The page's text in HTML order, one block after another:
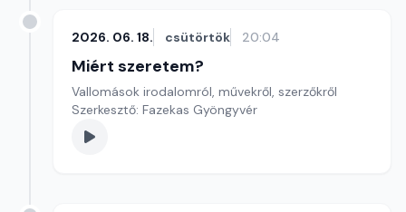
2026. 06. 18. csütörtök 20:04
Miért szeretem?
Vallomások irodalomról, művekről, szerzőkről
Szerkesztő: Fazekas Gyöngyvér